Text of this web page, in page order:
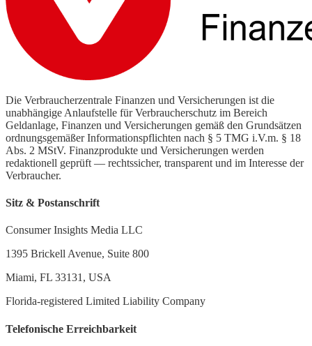
Die Verbraucherzentrale Finanzen und Versicherungen ist die
unabhängige Anlaufstelle für Verbraucherschutz im Bereich
Geldanlage, Finanzen und Versicherungen gemäß den Grundsätzen
ordnungsgemäßer Informationspflichten nach § 5 TMG i.V.m. § 18
Abs. 2 MStV. Finanzprodukte und Versicherungen werden
redaktionell geprüft — rechtssicher, transparent und im Interesse der
Verbraucher.
Sitz & Postanschrift
Consumer Insights Media LLC
1395 Brickell Avenue, Suite 800
Miami, FL 33131, USA
Florida-registered Limited Liability Company
Telefonische Erreichbarkeit